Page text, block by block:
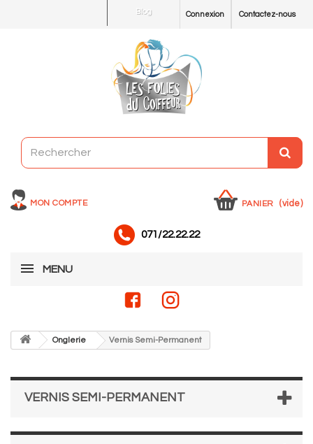
Contactez-nous
Connexion
Blog
MON COMPTE PANIER (vide)
071/22.22.22
MENU
Onglerie Vernis Semi-Permanent
VERNIS SEMI-PERMANENT